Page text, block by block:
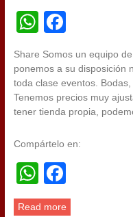
WhatsApp
Share Somos un equipo
ponemos a su disposición
toda clase eventos.
Tenemos precios muy
tener tienda propia,
Compártelo en:
WhatsApp
Read more